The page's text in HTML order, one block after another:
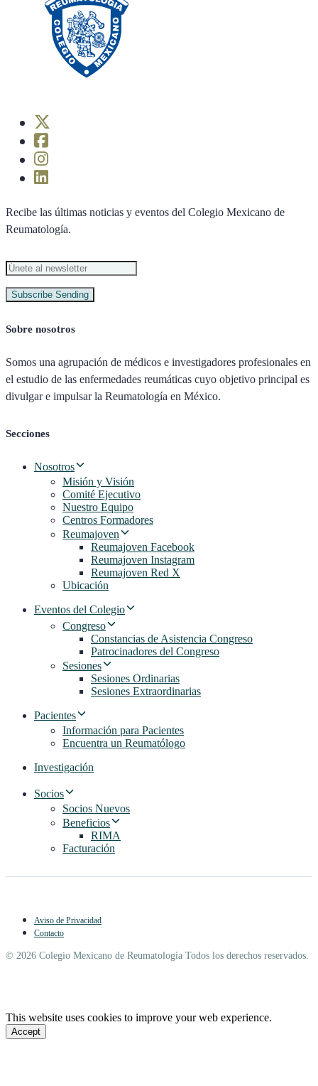
Recibe las últimas noticias y eventos del Colegio Mexicano de
Reumatología.
Subscribe Sending
Sobre nosotros
Somos una agrupación de médicos e investigadores profesionales en
el estudio de las enfermedades reumáticas cuyo objetivo principal es
divulgar e impulsar la Reumatología en México.
Secciones
Nosotros
Misión y Visión
Comité Ejecutivo
Nuestro Equipo
Centros Formadores
Reumajoven
Reumajoven Facebook
Reumajoven Instagram
Reumajoven Red X
Ubicación
Eventos del Colegio
Congreso
Constancias de Asistencia Congreso
Patrocinadores del Congreso
Sesiones
Sesiones Ordinarias
Sesiones Extraordinarias
Pacientes
Información para Pacientes
Encuentra un Reumatólogo
Investigación
Socios
Socios Nuevos
Beneficios
RIMA
Facturación
Aviso de Privacidad
Contacto
© 2026 Colegio Mexicano de Reumatología Todos los derechos reservados.
This website uses cookies to improve your web experience.
Accept